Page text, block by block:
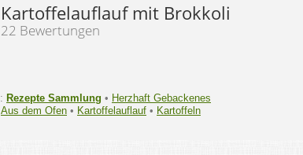
Kartoffelauflauf mit Brokkoli
22 Bewertungen
Rezepte Sammlung • Herzhaft Gebackenes
Aus dem Ofen • Kartoffelauflauf • Kartoffeln